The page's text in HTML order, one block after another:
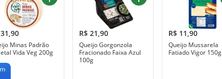
Minas Padrão
Vida Veg 200g
R$ 21,90
Queijo Gorgonzola
Fracionado Faixa Azul
100g
R$ 11,90
Queijo Mussarela
Fatiado Vigor 150g